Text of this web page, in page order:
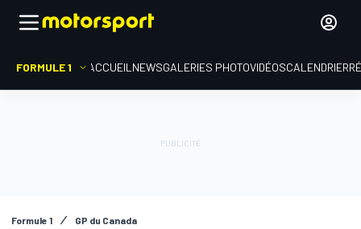
FORMULE 1 ACCUEIL NEWSGALERIES PHOTOVIDÉOSCALENDRIER
Formule 1 GP du Canada